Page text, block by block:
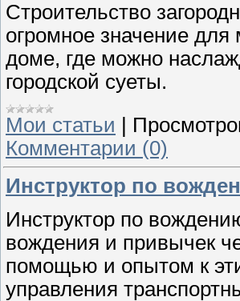
Строительство
огромное значение
доме, где можно
городской суеты.
Мои статьи
Комментарии (0)
Инструктор по
Инструктор по
вождения и привычек
помощью и опытом к
управления